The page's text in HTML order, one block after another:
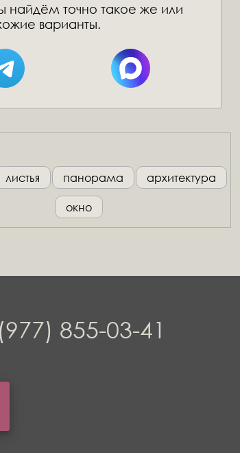
найдём точно такое же или
варианты.
листья панорама архитектура
окно
855-03-41